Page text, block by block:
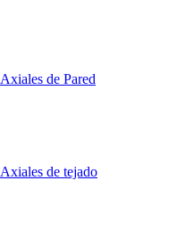
Axiales de Pared
Axiales de tejado